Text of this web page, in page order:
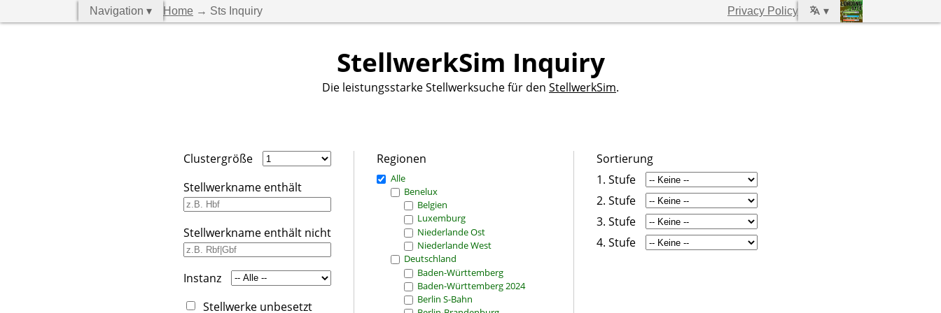
Navigation ▾ Home → Sts Inquiry Privacy Policy ▾
StellwerkSim Inquiry
Die leistungsstarke Stellwerksuche für den StellwerkSim.
Clustergröße
Stellwerkname enthält
Stellwerkname enthält nicht
Instanz
Stellwerke unbesetzt
Regionen
Alle
Benelux
Belgien
Luxemburg
Niederlande Ost
Niederlande West
Deutschland
Baden-Württemberg
Baden-Württemberg 2024
Berlin S-Bahn
Sortierung
1. Stufe
2. Stufe
3. Stufe
4. Stufe